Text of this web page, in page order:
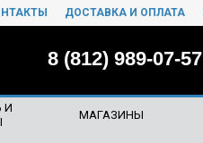
ДОСТАВКА И ОПЛАТА
8 (812) 989-07-57
И
МАГАЗИНЫ